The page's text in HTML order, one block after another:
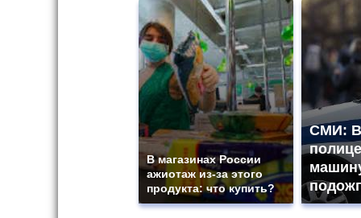
В магазинах России
ажиотаж из-за этого
продукта: что купить?
СМИ: В